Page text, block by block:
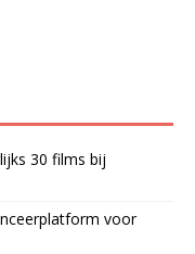
30 films bij
voor